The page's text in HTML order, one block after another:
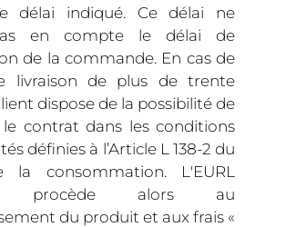
délai indiqué. Ce délai ne
en compte le délai de
de la commande. En cas de
livraison de plus de trente
dispose de la possibilité de
le contrat dans les conditions
définies à l’Article L 138-2 du
la consommation. L'EURL
procède alors au
du produit et aux frais «